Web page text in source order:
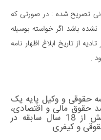
تصریح شده :در صورتی که
باشد اگر خواسته بوسیله
از تاریخ ابلاغ اظهار نامه
.
حقوقی و وکیل پایه یک
حقوق مالی و اقتصادی،
با بیش از 18 سال سابقه در
و کیفری